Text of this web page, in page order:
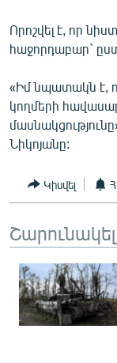
Որոշվել է, որ
հաջորդաբար`
«Իմ նպատակն է,
կողմերի
Նիկոյանը:
Կիսվել